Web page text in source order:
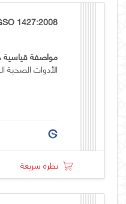
1427:2008
مواصفة قياسية
الأدوات الصحية
نظرة سريعة